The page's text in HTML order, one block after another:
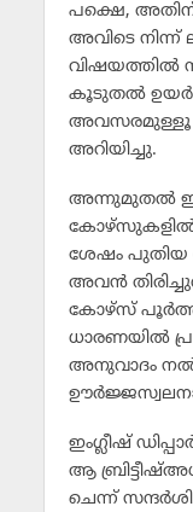
പക്ഷെ, അതിന്
അവിടെ നിന്ന്
വിഷയത്തില്‍
കൂടുതല്‍
അവസരമുള്ളൂ
അറിയിച്ചു.
അന്നുമുതല്‍
കോഴ്‌സുകളില്‍
ശേഷം പുതിയ
അവന്‍
കോഴ്‌സ്
ധാരണയില്‍
അനുവാദം
ഇംഗ്ലീഷ്
ആ
ചെന്ന്